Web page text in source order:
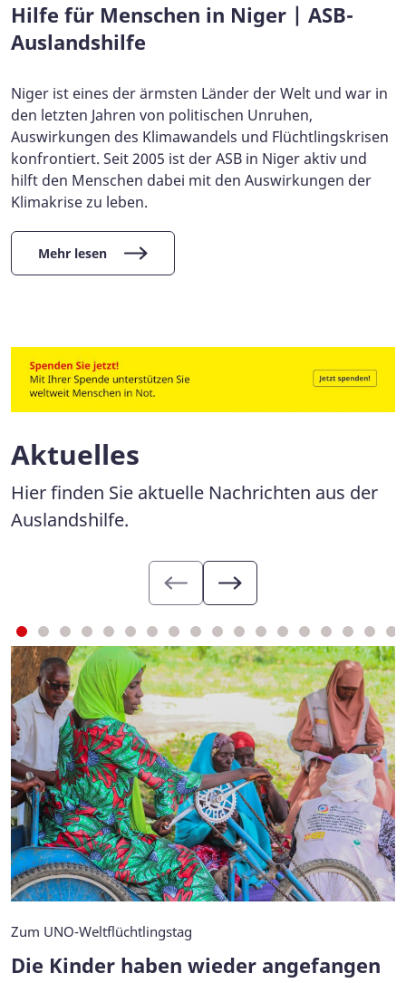
Hilfe für Menschen in Niger | ASB-
Auslandshilfe
Niger ist eines der ärmsten Länder der Welt und war in
den letzten Jahren von politischen Unruhen,
Auswirkungen des Klimawandels und Flüchtlingskrisen
konfrontiert. Seit 2005 ist der ASB in Niger aktiv und
hilft den Menschen dabei mit den Auswirkungen der
Klimakrise zu leben.
Mehr lesen
Aktuelles
Hier finden Sie aktuelle Nachrichten aus der
Auslandshilfe.
Zum UNO-Weltflüchtlingstag
Die Kinder haben wieder angefangen